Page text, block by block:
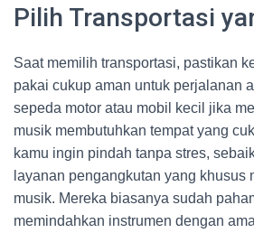
Pilih Transportasi
Saat memilih transportasi, pastikan
pakai cukup aman untuk perjalanan
sepeda motor atau mobil kecil jika
musik membutuhkan tempat yang
kamu ingin pindah tanpa stres,
layanan pengangkutan yang khusus
musik. Mereka biasanya sudah
memindahkan instrumen dengan